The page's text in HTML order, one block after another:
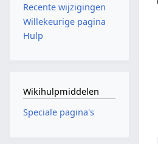
Recente wijzigingen
Willekeurige pagina
Hulp
Wikihulpmiddelen
Speciale pagina's